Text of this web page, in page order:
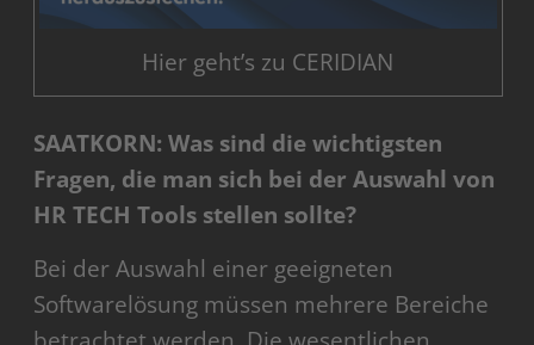
Hier geht’s zu CERIDIAN
SAATKORN: Was sind die wichtigsten
Fragen, die man sich bei der Auswahl von
HR TECH Tools stellen sollte?
Bei der Auswahl einer geeigneten
Softwarelösung müssen mehrere Bereiche